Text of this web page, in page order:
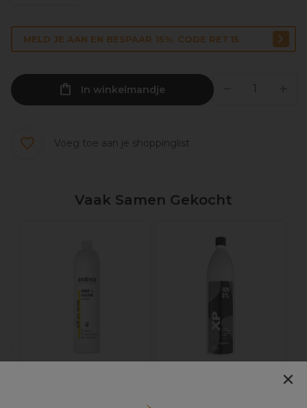
MELD JE AAN EN BESPAAR 15%: CODE RET15
In winkelmandje
Voeg toe aan je shoppinglist
Vaak Samen Gekocht
×